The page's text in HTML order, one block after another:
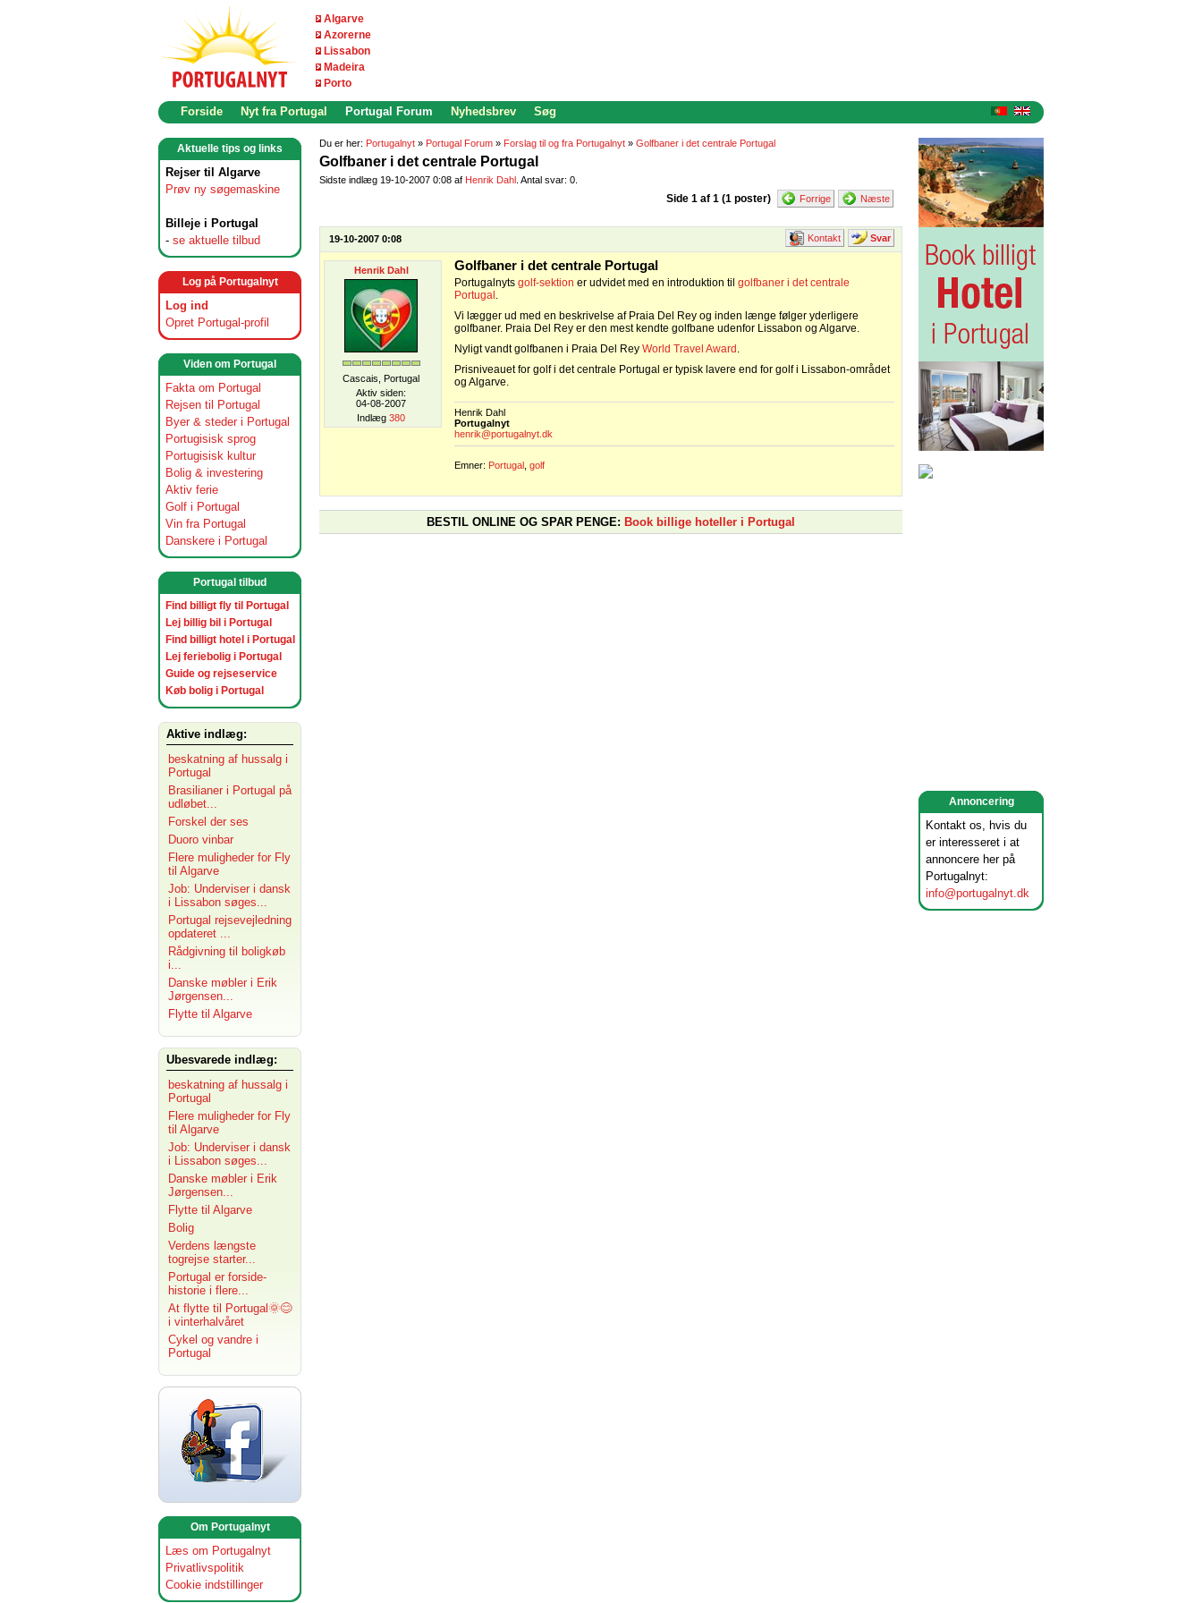
Algarve
Azorerne
Lissabon
Madeira
Porto
Forside Nyt fra Portugal Portugal Forum Nyhedsbrev Søg
Annoncering
Kontakt os, hvis du
er interesseret i at
annoncere her på
Portugalnyt:
info@portugalnyt.dk
Aktuelle tips og links
Rejser til Algarve
Prøv ny søgemaskine
Billeje i Portugal
- se aktuelle tilbud
Log på Portugalnyt
Log ind
Opret Portugal-profil
Viden om Portugal
Fakta om Portugal
Rejsen til Portugal
Byer & steder i Portugal
Portugisisk sprog
Portugisisk kultur
Bolig & investering
Aktiv ferie
Golf i Portugal
Vin fra Portugal
Danskere i Portugal
Portugal tilbud
Find billigt fly til Portugal
Lej billig bil i Portugal
Find billigt hotel i Portugal
Lej feriebolig i Portugal
Guide og rejseservice
Køb bolig i Portugal
Aktive indlæg:
beskatning af hussalg i
Portugal
Brasilianer i Portugal på
udløbet...
Forskel der ses
Duoro vinbar
Flere muligheder for Fly
til Algarve
Job: Underviser i dansk
i Lissabon søges...
Portugal rejsevejledning
opdateret ...
Rådgivning til boligkøb
i...
Danske møbler i Erik
Jørgensen...
Flytte til Algarve
Ubesvarede indlæg:
beskatning af hussalg i
Portugal
Flere muligheder for Fly
til Algarve
Job: Underviser i dansk
i Lissabon søges...
Danske møbler i Erik
Jørgensen...
Flytte til Algarve
Bolig
Verdens længste
togrejse starter...
Portugal er forside-
historie i flere...
At flytte til Portugal🌞😊
i vinterhalvåret
Cykel og vandre i
Portugal
Om Portugalnyt
Læs om Portugalnyt
Privatlivspolitik
Cookie indstillinger
Du er her: Portugalnyt » Portugal Forum » Forslag til og fra Portugalnyt » Golfbaner i det centrale Portugal
Golfbaner i det centrale Portugal
Sidste indlæg 19-10-2007 0:08 af Henrik Dahl . Antal svar: 0.
Side 1 af 1 (1 poster) Forrige Næste
19-10-2007 0:08 Kontakt Svar
Henrik Dahl
Cascais, Portugal
Aktiv siden:
04-08-2007
Indlæg 380
Golfbaner i det centrale Portugal
Portugalnyts golf-sektion er udvidet med en introduktion til golfbaner i det centrale
Portugal .
Vi lægger ud med en beskrivelse af Praia Del Rey og inden længe følger yderligere
golfbaner. Praia Del Rey er den mest kendte golfbane udenfor Lissabon og Algarve.
Nyligt vandt golfbanen i Praia Del Rey World Travel Award .
Prisniveauet for golf i det centrale Portugal er typisk lavere end for golf i Lissabon-området
og Algarve.
Henrik Dahl
Portugalnyt
henrik@portugalnyt.dk
Emner: Portugal , golf
BESTIL ONLINE OG SPAR PENGE: Book billige hoteller i Portugal